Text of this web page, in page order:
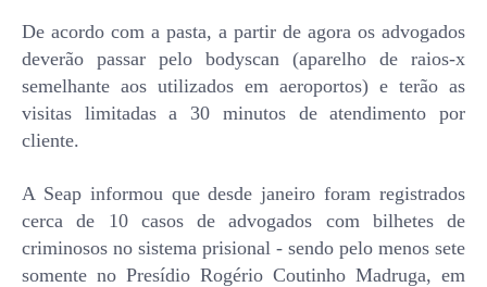
De acordo com a pasta, a partir de agora os advogados
deverão passar pelo bodyscan (aparelho de raios-x
semelhante aos utilizados em aeroportos) e terão as
visitas limitadas a 30 minutos de atendimento por
cliente.
A Seap informou que desde janeiro foram registrados
cerca de 10 casos de advogados com bilhetes de
criminosos no sistema prisional - sendo pelo menos sete
somente no Presídio Rogério Coutinho Madruga, em